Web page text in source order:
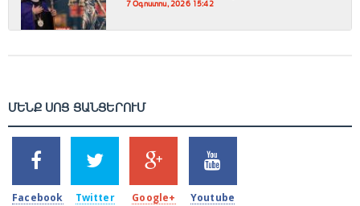
7 Օգոստոս, 2026 15:42
ՄԵՆՔ ՍՈՑ ՑԱՆՑԵՐՈՒՄ
2k
SHARES
Facebook
1.5k
TWEETS
Twitter
203
SHARES
Google+
620
SHARES
Youtube